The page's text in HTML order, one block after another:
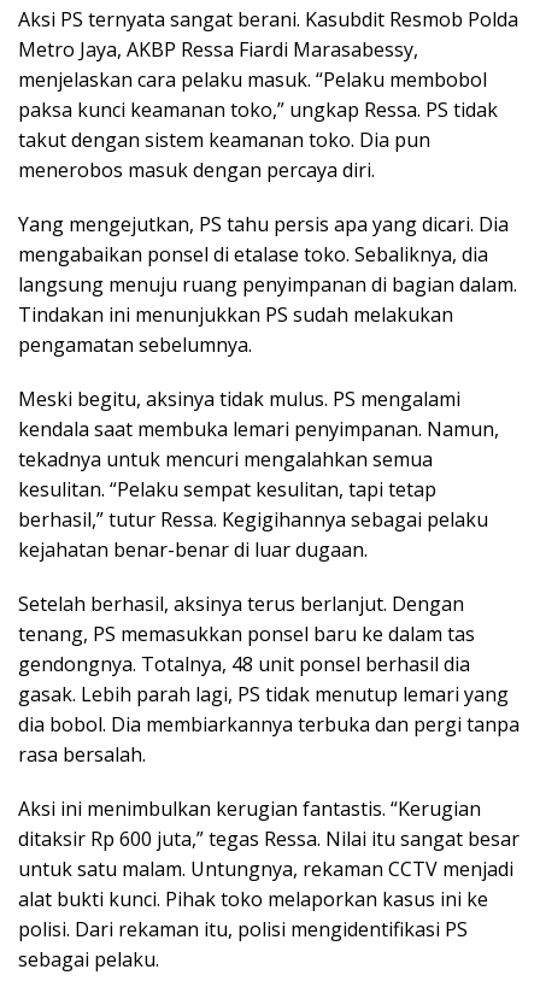
s
Aksi PS ternyata sangat berani. Kasubdit Resmob Polda
Metro Jaya, AKBP Ressa Fiardi Marasabessy,
menjelaskan cara pelaku masuk. “Pelaku membobol
paksa kunci keamanan toko,” ungkap Ressa. PS tidak
takut dengan sistem keamanan toko. Dia pun
menerobos masuk dengan percaya diri.
Yang mengejutkan, PS tahu persis apa yang dicari. Dia
mengabaikan ponsel di etalase toko. Sebaliknya, dia
langsung menuju ruang penyimpanan di bagian dalam.
Tindakan ini menunjukkan PS sudah melakukan
pengamatan sebelumnya.
Meski begitu, aksinya tidak mulus. PS mengalami
kendala saat membuka lemari penyimpanan. Namun,
tekadnya untuk mencuri mengalahkan semua
kesulitan. “Pelaku sempat kesulitan, tapi tetap
berhasil,” tutur Ressa. Kegigihannya sebagai pelaku
kejahatan benar-benar di luar dugaan.
Setelah berhasil, aksinya terus berlanjut. Dengan
tenang, PS memasukkan ponsel baru ke dalam tas
gendongnya. Totalnya, 48 unit ponsel berhasil dia
gasak. Lebih parah lagi, PS tidak menutup lemari yang
dia bobol. Dia membiarkannya terbuka dan pergi tanpa
rasa bersalah.
Aksi ini menimbulkan kerugian fantastis. “Kerugian
ditaksir Rp 600 juta,” tegas Ressa. Nilai itu sangat besar
untuk satu malam. Untungnya, rekaman CCTV menjadi
alat bukti kunci. Pihak toko melaporkan kasus ini ke
polisi. Dari rekaman itu, polisi mengidentifikasi PS
sebagai pelaku.